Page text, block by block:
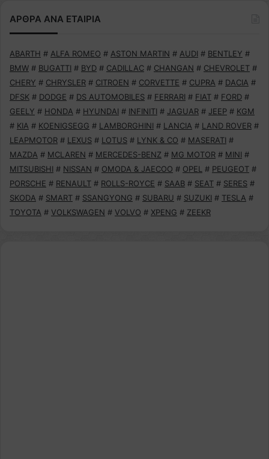
ΑΡΘΡΑ ΑΝΑ ΕΤΑΙΡΙΑ
ABARTH # ALFA ROMEO # ASTON MARTIN # AUDI # BENTLEY #
BMW # BUGATTI # BYD # CADILLAC # CHANGAN # CHEVROLET #
CHERY # CHRYSLER # CITROEN # CORVETTE # CUPRA # DACIA #
DFSK # DODGE # DS AUTOMOBILES # FERRARI # FIAT # FORD #
GEELY # HONDA # HYUNDAI # INFINITI # JAGUAR # JEEP # KGM
# KIA # KOENIGSEGG # LAMBORGHINI # LANCIA # LAND ROVER #
LEAPMOTOR # LEXUS # LOTUS # LYNK & CO # MASERATI #
MAZDA # MCLAREN # MERCEDES-BENZ # MG MOTOR # MINI #
MITSUBISHI # NISSAN # OMODA & JAECOO # OPEL # PEUGEOT #
PORSCHE # RENAULT # ROLLS-ROYCE # SAAB # SEAT # SERES #
SKODA # SMART # SSANGYONG # SUBARU # SUZUKI # TESLA #
TOYOTA # VOLKSWAGEN # VOLVO # XPENG # ZEEKR